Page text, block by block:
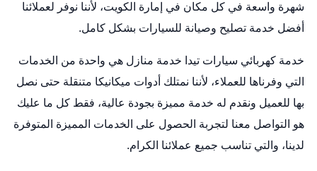
شهرة واسعة في كل مكان في إمارة الكويت، لأننا نوفر لعملائنا
أفضل خدمة تصليح وصيانة للسيارات بشكل كامل.
خدمة كهربائي سيارات تيدا خدمة منازل هي واحدة من الخدمات
التي وفرناها للعملاء، لأننا نمتلك أدوات ميكانيكا متنقلة حتى نصل
بها للعميل ونقدم له خدمة مميزة بجودة عالية، فقط كل ما عليك
هو التواصل معنا لتجربة الحصول على الخدمات المميزة المتوفرة
لدينا، والتي تناسب جميع عملائنا الكرام.